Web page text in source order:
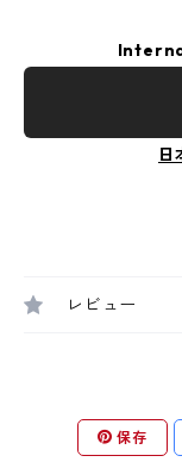
日
レビュー
保存